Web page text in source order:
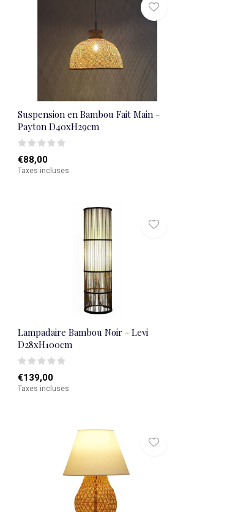
Suspension en Bambou Fait Main -
Payton D40xH29cm
€88,00
Taxes incluses
Lampadaire Bambou Noir - Levi
D28xH100cm
€139,00
Taxes incluses